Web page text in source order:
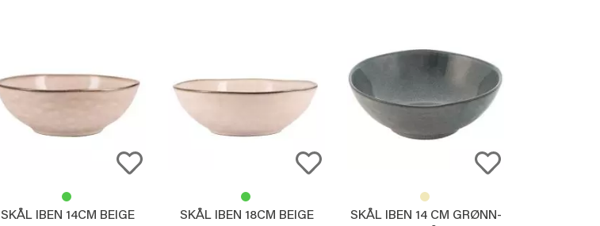
SKÅL IBEN 14CM BEIGE SKÅL IBEN 18CM BEIGE
SKÅL IBEN 14 CM GRØNN-